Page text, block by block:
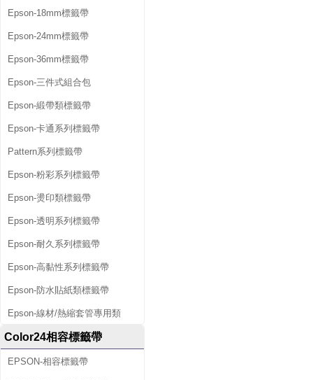
Epson-18mm標籤帶
Epson-24mm標籤帶
Epson-36mm標籤帶
Epson-三件式組合包
Epson-緞帶類標籤帶
Epson-卡通系列標籤帶
Pattern系列標籤帶
Epson-粉彩系列標籤帶
Epson-燙印類標籤帶
Epson-透明系列標籤帶
Epson-耐久系列標籤帶
Epson-高黏性系列標籤帶
Epson-防水貼紙類標籤帶
Epson-線材/熱縮套管專用類
Color24相容標籤帶
EPSON-相容標籤帶